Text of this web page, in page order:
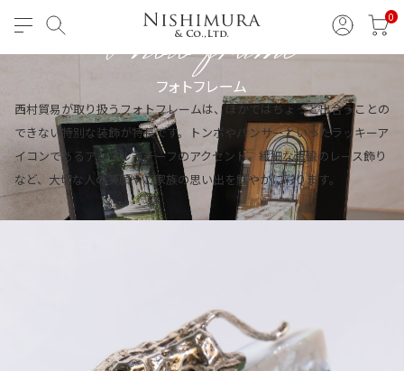
0
Photo frame
フォトフレーム
西村貿易が取り扱うフォトフレームは、ほかではちょっと出合うことの
できない特別な装飾が特長です。トンボやパンサーといったラッキーア
イコンであるアニマルモチーフのアクセント、繊細な真鍮のレース飾り
など、大切な人の笑顔やご家族の思い出を鮮やかに彩ります。